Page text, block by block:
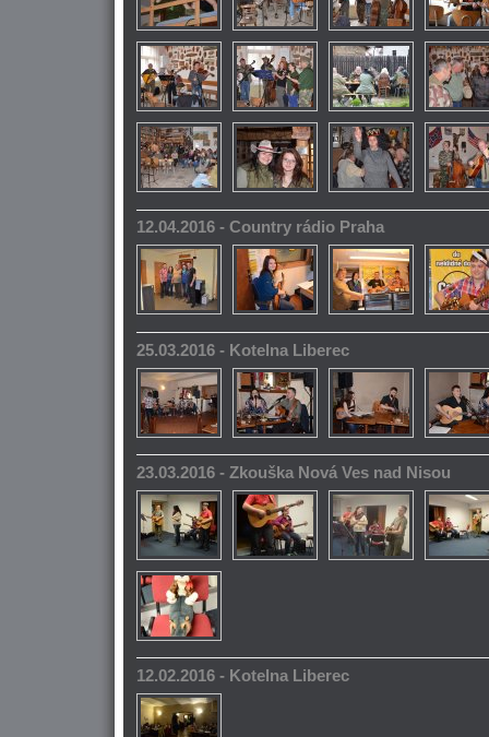
12.04.2016 - Country rádio Praha
25.03.2016 - Kotelna Liberec
23.03.2016 - Zkouška Nová Ves nad Nisou
12.02.2016 - Kotelna Liberec